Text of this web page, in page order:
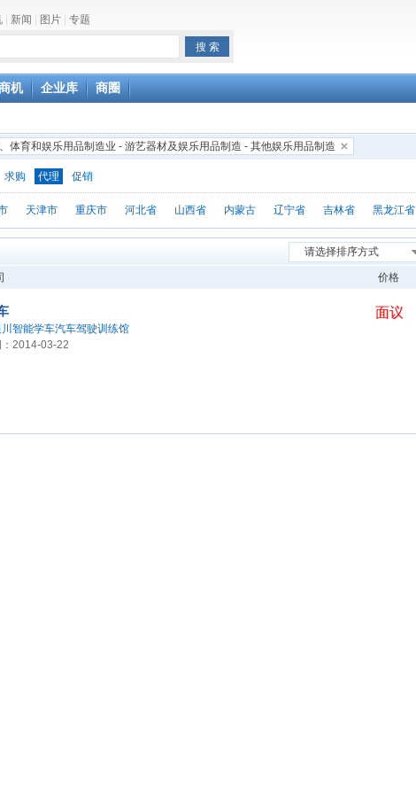
新闻 图片 专题
机 企业库 商圈
体育和娱乐用品制造业 - 游艺器材及娱乐用品制造 - 其他娱乐用品制造
求购 代理 促销
天津市 重庆市 河北省 山西省 内蒙古 辽宁省 吉林省 黑龙江省
请选择排序方式
价格
面议
智能学车汽车驾驶训练馆
2014-03-22